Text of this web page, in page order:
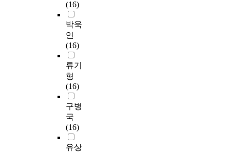
(16)
박욱
연
(16)
류기
형
(16)
구병
국
(16)
유상